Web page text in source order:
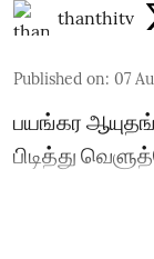
thanthitv
Published on: 07
பயங்கர
பிடித்து